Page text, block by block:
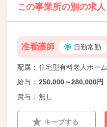
この事業所の別の求人
准看護師 日勤常勤
配属
住宅型有料老人ホーム
給与
250,000～280,000円
賞与
無し
キープする